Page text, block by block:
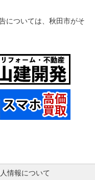
については、秋田市がそ
情報について